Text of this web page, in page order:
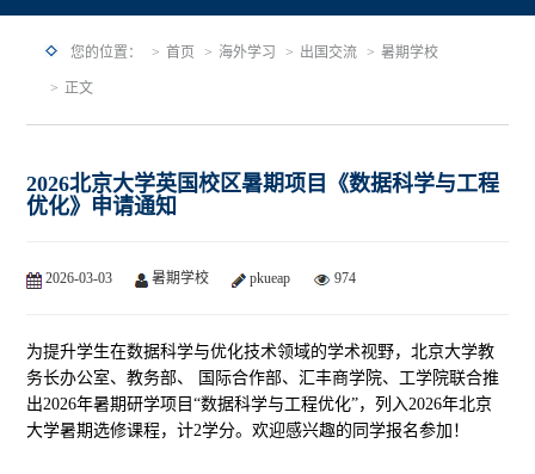
您的位置： 首页 海外学习 出国交流 暑期学校
正文
2026北京大学英国校区暑期项目《数据科学与工程
优化》申请通知
2026-03-03 暑期学校 pkueap 974
为提升学生在数据科学与优化技术领域的学术视野，北京大学教
务长办公室、教务部、 国际合作部、汇丰商学院、工学院联合推
出2026年暑期研学项目“数据科学与工程优化”，列入2026年北京
大学暑期选修课程，计2学分。欢迎感兴趣的同学报名参加！